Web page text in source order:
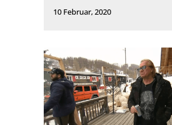
10 Februar, 2020